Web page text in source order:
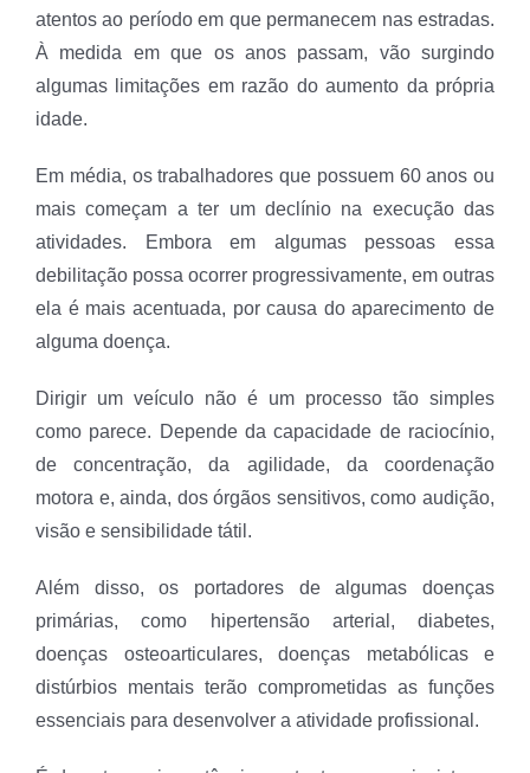
atentos ao período em que permanecem nas estradas.
À medida em que os anos passam, vão surgindo
algumas limitações em razão do aumento da própria
idade.
Em média, os trabalhadores que possuem 60 anos ou
mais começam a ter um declínio na execução das
atividades. Embora em algumas pessoas essa
debilitação possa ocorrer progressivamente, em outras
ela é mais acentuada, por causa do aparecimento de
alguma doença.
Dirigir um veículo não é um processo tão simples
como parece. Depende da capacidade de raciocínio,
de concentração, da agilidade, da coordenação
motora e, ainda, dos órgãos sensitivos, como audição,
visão e sensibilidade tátil.
Além disso, os portadores de algumas doenças
primárias, como hipertensão arterial, diabetes,
doenças osteoarticulares, doenças metabólicas e
distúrbios mentais terão comprometidas as funções
essenciais para desenvolver a atividade profissional.